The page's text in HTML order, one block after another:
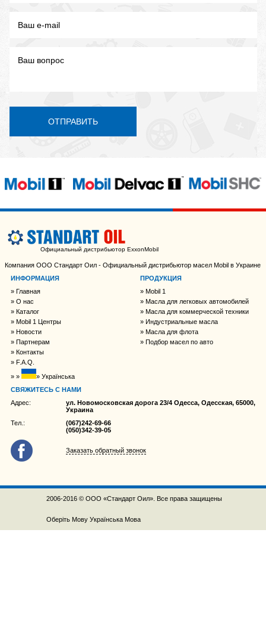
ОТПРАВИТЬ
Официальный дистрибьютор ExxonMobil
Компания ООО Стандарт Оил - Официальный дистрибьютор масел Mobil в Украине
ИНФОРМАЦИЯ
Главная
О нас
Каталог
Mobil 1 Центры
Новости
Партнерам
Контакты
F.A.Q.
Українська
ПРОДУКЦИЯ
Mobil 1
Масла для легковых автомобилей
Масла для коммерческой техники
Индустриальные масла
Масла для флота
Подбор масел по авто
СВЯЖИТЕСЬ С НАМИ
Адрес:
ул. Новомосковская дорога 23/4 Одесса, Одесская, 65000,
Украина
Тел.:
(067)242-69-66
(050)342-39-05
Заказать обратный звонок
2006-2016 © ООО «Стандарт Оил». Все права защищены
Оберіть Мову Українська Мова